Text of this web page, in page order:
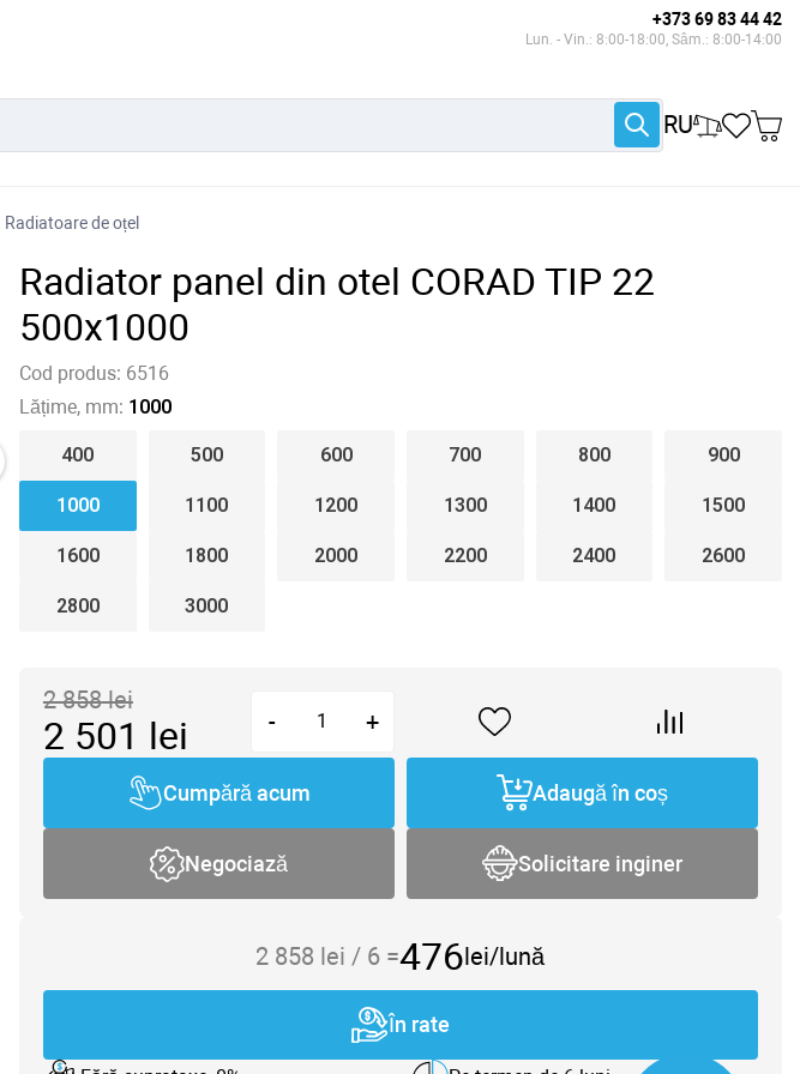
+373 69 83 44 42
Lun. - Vin.: 8:00-18:00, Sâm.: 8:00-14:00
RU
Radiatoare de oțel
Radiator panel din otel CORAD TIP 22
500x1000
Cod produs: 6516
Lățime, mm: 1000
400 500 600 700 800 900
1000 1100 1200 1300 1400 1500
1600 1800 2000 2200 2400 2600
2800 3000
2 858lei
2 501 lei - +
Cumpără acum Adaugă în coș
Negociază Solicitare inginer
2 858 lei / 6 =476lei/lună
În rate